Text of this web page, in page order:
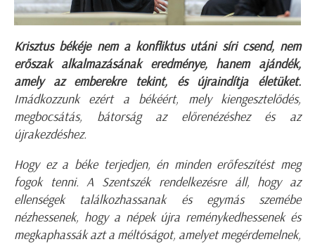
Krisztus békéje nem a konfliktus utáni síri csend, nem
erőszak alkalmazásának eredménye, hanem ajándék,
amely az emberekre tekint, és újraindítja életüket.
Imádkozzunk ezért a békéért, mely kiengesztelődés,
megbocsátás, bátorság az előrenézéshez és az
újrakezdéshez.
Hogy ez a béke terjedjen, én minden erőfeszítést meg
fogok tenni. A Szentszék rendelkezésre áll, hogy az
ellenségek találkozhassanak és egymás szemébe
nézhessenek, hogy a népek újra reménykedhessenek és
megkaphassák azt a méltóságot, amelyet megérdemelnek,